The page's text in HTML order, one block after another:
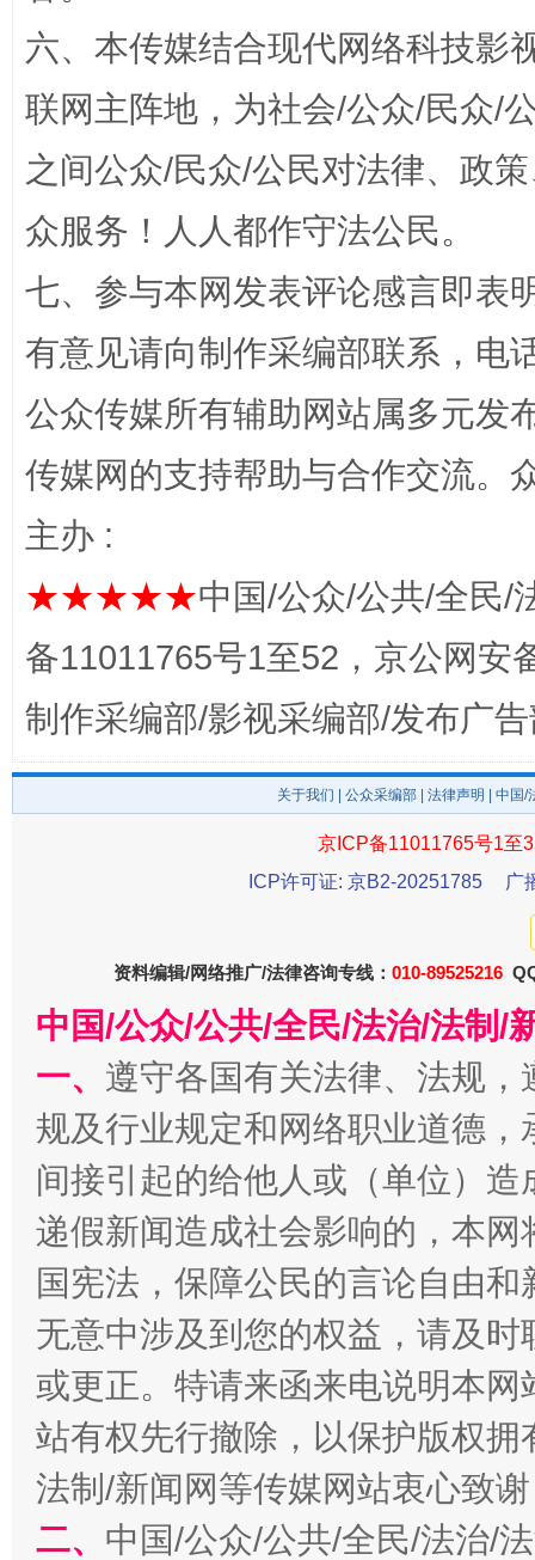
千年窑火 生生不息 一
揭开“小金库”的免责幌子
受贿1.44亿！段成刚被判无期 从幼
全民健身五年计划来了！等你上场
六、本传媒结合现代网络科技影
联网主阵地，为社会/公众/民众/
之间公众/民众/公民对法律、政
众服务！人人都作守法公民。
七、参与本网发表评论感言即表
有意见请向制作采编部联系，电
公众传媒所有辅助网站属多元发
传媒网的支持帮助与合作交流。
主办 :
★★★★★中国/公众/公共/全民/
备11011765号1至52，京公网安
制作采编部/影视采编部/发布广
关于我们 公众采编部 法律声明 | 中国
京ICP备11011765号1至
ICP许可证: 京B2-20251785
广
资料编辑/网络推广/法律咨询专线： 010-89525216
中国/公众/公共/全民/法治/法制/
一、 遵守各国有关法律、法规
规及行业规定和网络职业道德
间接引起的给他人或（单位）
递假新闻造成社会影响的，本
国宪法，保障公民的言论自由
无意中涉及到您的权益，请及
或更正。特请来函来电说明本
站有权先行撤除，以保护版权
法制/新闻网等传媒网站衷心致
二、 中国/公众/公共/全民/法治/